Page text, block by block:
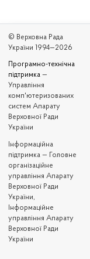
© Верховна Рада
України 1994—2026
Програмно-технічна
підтримка —
Управління
комп'ютеризованих
систем Апарату
Верховної Ради
України
Iнформаційна
підтримка — Головне
організаційне
управління Апарату
Верховної Ради
України,
Інформаційне
управління Апарату
Верховної Ради
України